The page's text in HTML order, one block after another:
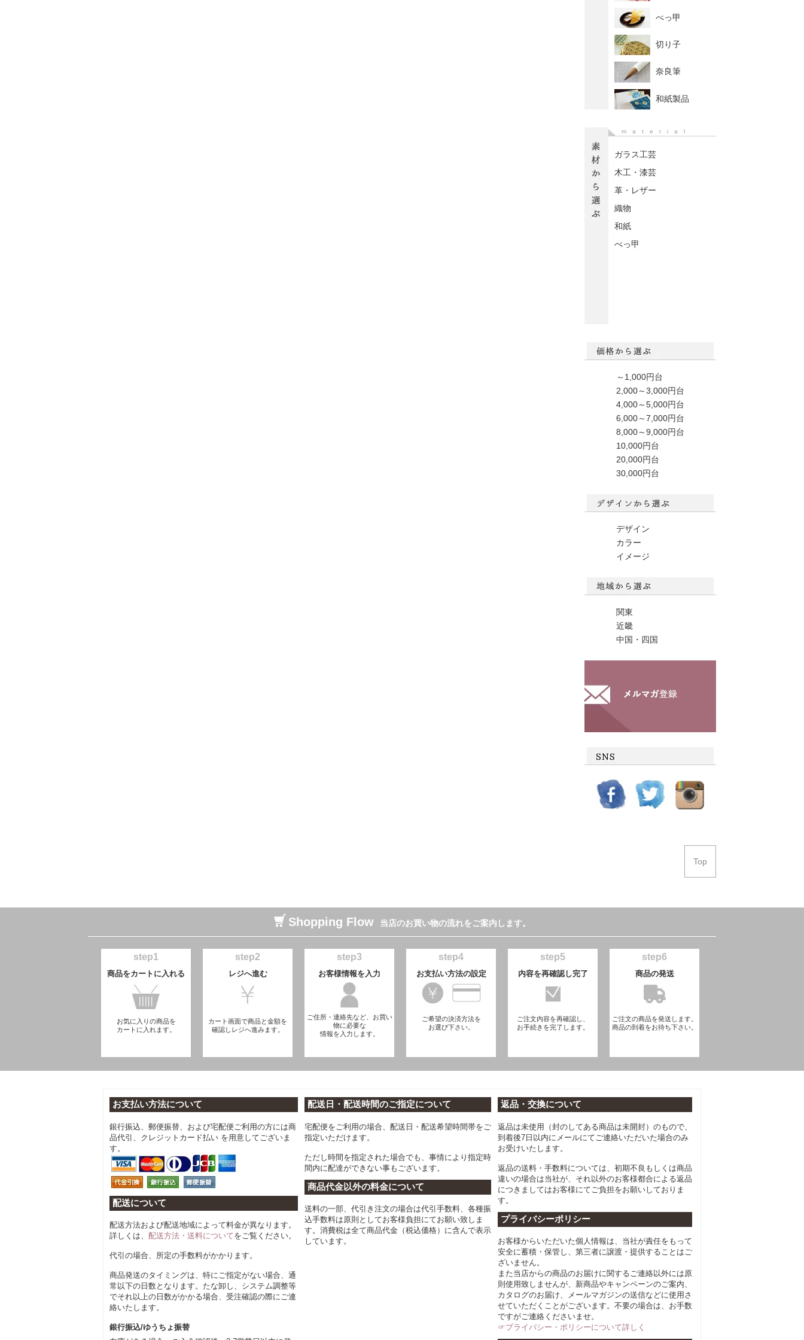
べっ甲
切り子
奈良筆
和紙製品
material
ガラス工芸
木工・漆芸
革・レザー
織物
和紙
べっ甲
～1,000円台
2,000～3,000円台
4,000～5,000円台
6,000～7,000円台
8,000～9,000円台
10,000円台
20,000円台
30,000円台
デザイン
カラー
イメージ
関東
近畿
中国・四国
Top
Shopping Flow 当店のお買い物の流れをご案内します。
step1
商品をカートに入れる
お気に入りの商品を
カートに入れます。
step2
レジへ進む
カート画面で商品と金額を
確認しレジへ進みます。
step3
お客様情報を入力
ご住所・連絡先など、お買い
物に必要な
情報を入力します。
step4
お支払い方法の設定
ご希望の決済方法を
お選び下さい。
step5
内容を再確認し完了
ご注文内容を再確認し、
お手続きを完了します。
step6
商品の発送
ご注文の商品を発送します。
商品の到着をお待ち下さい。
お支払い方法について
銀行振込、郵便振替、および宅配便ご利用の方には商
品代引、クレジットカード払い を用意してございま
す。
配送について
配送方法および配送地域によって料金が異なります。
詳しくは、 配送方法・送料についてをご覧ください。
代引の場合、所定の手数料がかかります。
商品発送のタイミングは、特にご指定がない場合、通
常以下の日数となります。たな卸し、システム調整等
でそれ以上の日数がかかる場合、受注確認の際にご連
絡いたします。
銀行振込/ゆうちょ振替
配送日・配送時間のご指定について
宅配便をご利用の場合、配送日・配送希望時間帯をご
指定いただけます。
ただし時間を指定された場合でも、事情により指定時
間内に配達ができない事もございます。
商品代金以外の料金について
送料の一部、代引き注文の場合は代引手数料、各種振
込手数料は原則としてお客様負担にてお願い致しま
す。消費税は全て商品代金（税込価格）に含んで表示
しています。
返品・交換について
返品は未使用（封のしてある商品は未開封）のもので、
到着後7日以内にメールにてご連絡いただいた場合のみ
お受けいたします。
返品の送料・手数料については、初期不良もしくは商品
違いの場合は当社が、それ以外のお客様都合による返品
につきましてはお客様にてご負担をお願いしておりま
す。
プライバシーポリシー
お客様からいただいた個人情報は、当社が責任をもって
安全に蓄積・保管し、第三者に譲渡・提供することはご
ざいません。
また当店からの商品のお届けに関するご連絡以外には原
則使用致しませんが、新商品やキャンペーンのご案内、
カタログのお届け、メールマガジンの送信などに使用さ
せていただくことがございます。不要の場合は、お手数
ですがご連絡くださいませ。
☞プライバシー・ポリシーについて詳しく